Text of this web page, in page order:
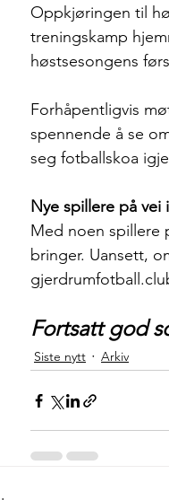
Oppkjøringen til
treningskamp
høstsesongens
Forhåpentligvis
spennende å se
seg fotballskoa
Nye spillere på vei
Med noen spillere
bringer. Uansett,
Fortsatt god
Siste nytt Arkiv